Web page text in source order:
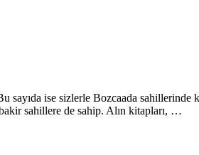
sayıda ise sizlerle Bozcaada sahillerinde
sahillere de sahip. Alın kitapları, …